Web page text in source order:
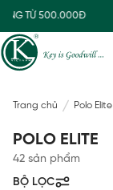
TỪ 500.000Đ
Trang chủ Polo Elite
POLO ELITE
42 sản phẩm
BỘ LỌC